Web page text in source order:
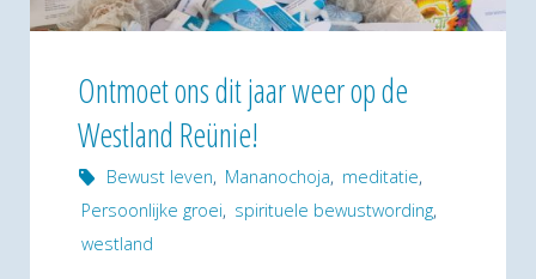
Ontmoet ons dit jaar weer op de
Westland Reünie!
Bewust leven, Mananochoja, meditatie,
Persoonlijke groei, spirituele bewustwording,
westland